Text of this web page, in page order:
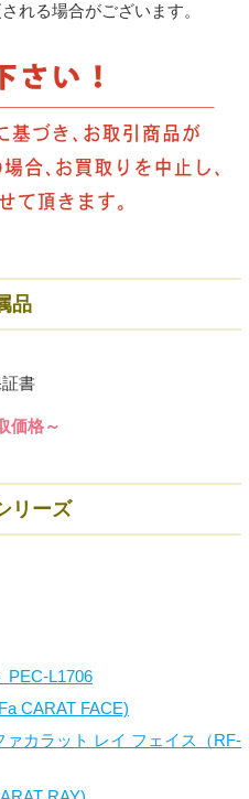
れる場合がございます。
品
書
価格～
リーズ
PEC-L1706
CARAT FACE)
ァカラット レイ フェイス（RF-